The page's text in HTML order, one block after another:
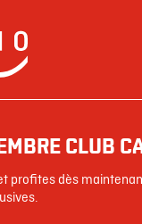
CLUB
profites dès